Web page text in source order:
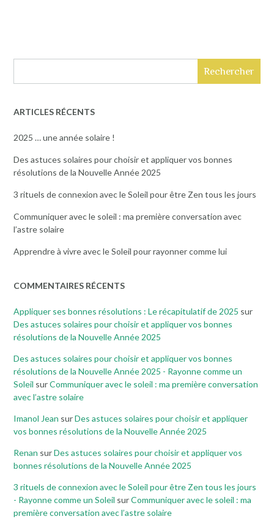
Rechercher
ARTICLES RÉCENTS
2025 … une année solaire !
Des astuces solaires pour choisir et appliquer vos bonnes
résolutions de la Nouvelle Année 2025
3 rituels de connexion avec le Soleil pour être Zen tous les jours
Communiquer avec le soleil : ma première conversation avec
l’astre solaire
Apprendre à vivre avec le Soleil pour rayonner comme lui
COMMENTAIRES RÉCENTS
Appliquer ses bonnes résolutions : Le récapitulatif de 2025 sur
Des astuces solaires pour choisir et appliquer vos bonnes
résolutions de la Nouvelle Année 2025
Des astuces solaires pour choisir et appliquer vos bonnes
résolutions de la Nouvelle Année 2025 - Rayonne comme un
Soleil surCommuniquer avec le soleil : ma première conversation
avec l’astre solaire
Imanol Jean surDes astuces solaires pour choisir et appliquer
vos bonnes résolutions de la Nouvelle Année 2025
Renan surDes astuces solaires pour choisir et appliquer vos
bonnes résolutions de la Nouvelle Année 2025
3 rituels de connexion avec le Soleil pour être Zen tous les jours
- Rayonne comme un Soleil surCommuniquer avec le soleil : ma
première conversation avec l’astre solaire